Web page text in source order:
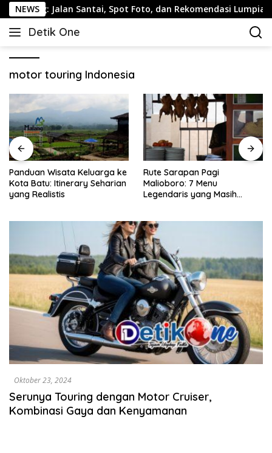
Langsung
ke
konten
NEWS
Jalan Santai, Spot Foto, dan Rekomendasi Lumpia
Detik One
Tajam
motor touring Indonesia
Panduan Wisata Keluarga ke
Kota Batu: Itinerary Seharian
yang Realistis
Rute Sarapan Pagi
Malioboro: 7 Menu
Legendaris yang Masih
Oktober 23, 2024
Serunya Touring dengan Motor Cruiser,
Kombinasi Gaya dan Kenyamanan